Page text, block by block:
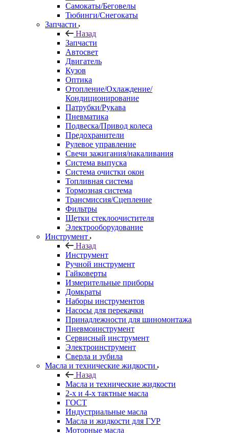
Самокаты/Беговелы
Тюбинги/Снегокаты
Запчасти
Назад
Запчасти
Автосвет
Двигатель
Кузов
Оптика
Отопление/Охлаждение/
Кондиционирование
Патрубки/Рукава
Пневматика
Подвеска/Привод колеса
Предохранители
Рулевое управление
Свечи зажигания/накаливания
Система выпуска
Система очистки окон
Топливная система
Тормозная система
Трансмиссия/Сцепление
Фильтры
Щетки стеклоочистителя
Электрооборудование
Инструмент
Назад
Инструмент
Ручной инструмент
Гайковерты
Измерительные приборы
Домкраты
Наборы инструментов
Насосы для перекачки
Принадлежности для шиномонтажа
Пневмоинструмент
Сервисный инструмент
Электроинструмент
Сверла и зубила
Масла и технические жидкости
Назад
Масла и технические жидкости
2-х и 4-х тактные масла
ГОСТ
Индустриальные масла
Масла и жидкости для ГУР
Моторные масла